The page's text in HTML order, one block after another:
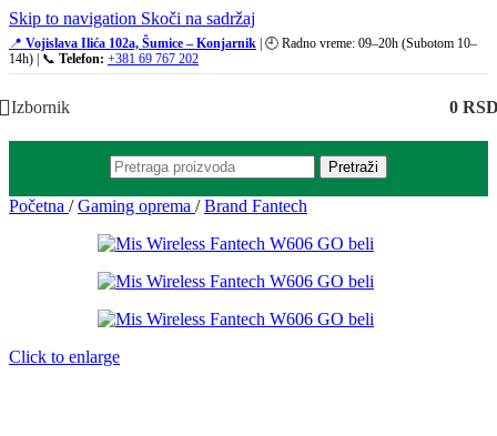
Skip to navigation Skoči na sadržaj
📍 Vojislava Ilića 102a, Šumice – Konjarnik | 🕘 Radno vreme: 09–20h (Subotom 10–
14h) | 📞 Telefon: +381 69 767 202
Izbornik 0
Pretraži
Početna / Gaming oprema / Brand Fantech
Click to enlarge